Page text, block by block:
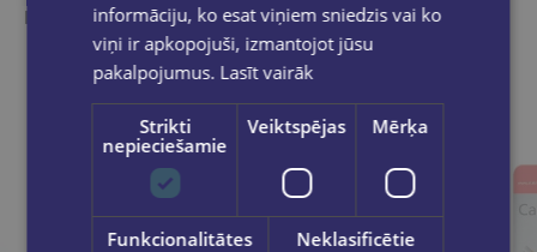
Ieskaties, varbūt noder
informāciju, ko esat viņiem sniedzis vai ko
viņi ir apkopojuši, izmantojot jūsu
pakalpojumus. Lasīt vairāk
Strikti
nepieciešamie
Veiktspējas Mērķa
Funkcionalitātes Neklasificētie